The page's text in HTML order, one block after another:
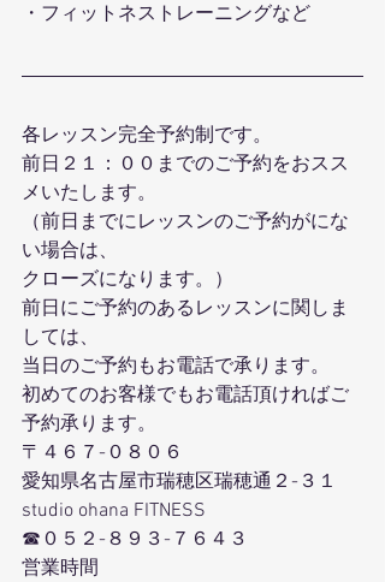
・フィットネストレーニングなど
各レッスン完全予約制です。
前日２１：００までのご予約をおスス
メいたします。
（前日までにレッスンのご予約がにな
い場合は、
クローズになります。）
前日にご予約のあるレッスンに関しま
しては、
当日のご予約もお電話で承ります。
初めてのお客様でもお電話頂ければご
予約承ります。
〒４６７-０８０６
愛知県名古屋市瑞穂区瑞穂通２-３１
studio ohana FITNESS
☎０５２-８９３-７６４３
営業時間